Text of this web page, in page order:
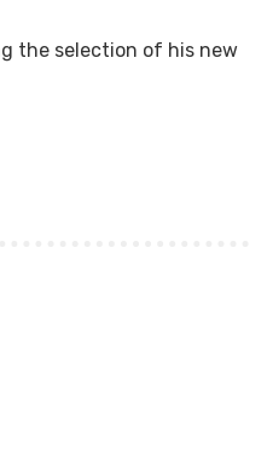
the selection of his new